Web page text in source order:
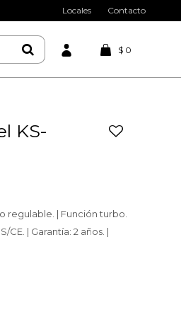
$ 0
Locales Contacto
KS-
regulable. | Función turbo.
| Garantía: 2 años. |